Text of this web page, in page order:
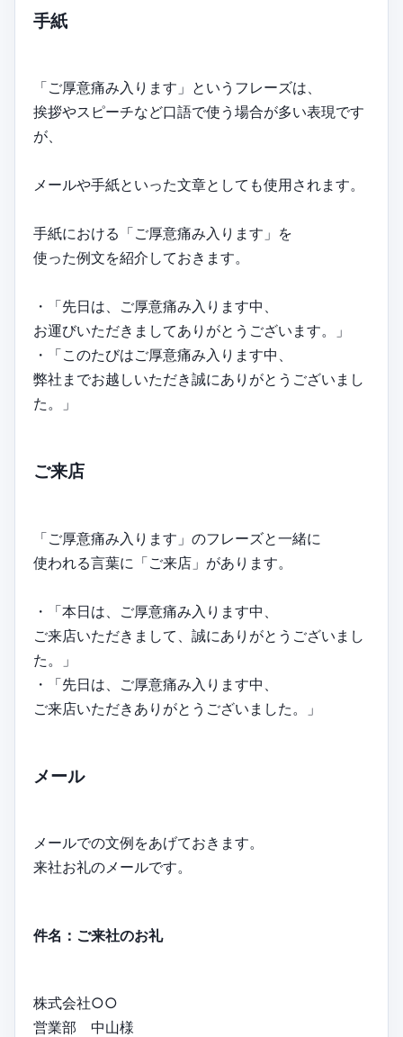
手紙
「ご厚意痛み入ります」というフレーズは、
挨拶やスピーチなど口語で使う場合が多い表現です
が、
メールや手紙といった文章としても使用されます。
手紙における「ご厚意痛み入ります」を
使った例文を紹介しておきます。
・「先日は、ご厚意痛み入ります中、
お運びいただきましてありがとうございます。」
・「このたびはご厚意痛み入ります中、
弊社までお越しいただき誠にありがとうございまし
た。」
ご来店
「ご厚意痛み入ります」のフレーズと一緒に
使われる言葉に「ご来店」があります。
・「本日は、ご厚意痛み入ります中、
ご来店いただきまして、誠にありがとうございまし
た。」
・「先日は、ご厚意痛み入ります中、
ご来店いただきありがとうございました。」
メール
メールでの文例をあげておきます。
来社お礼のメールです。
件名：ご来社のお礼
株式会社○○
営業部 中山様